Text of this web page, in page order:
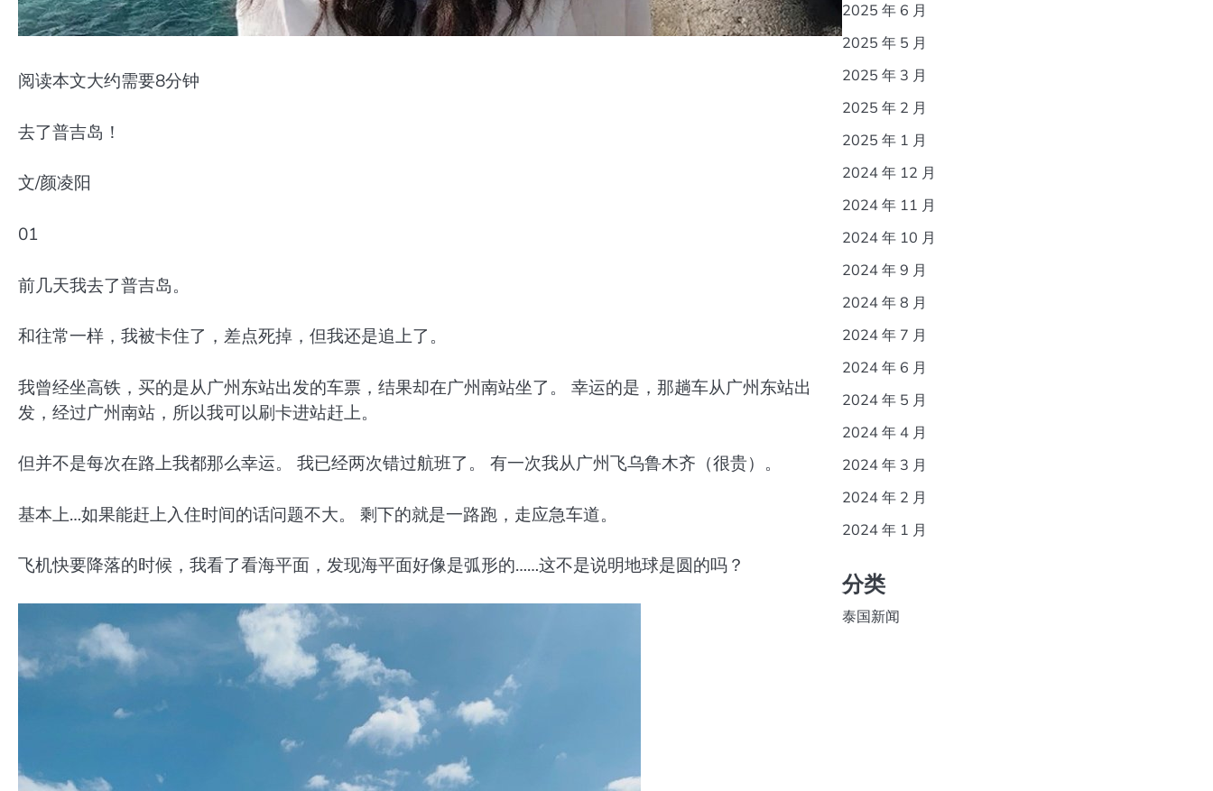
阅读本文大约需要8分钟
去了普吉岛！
文/颜凌阳
01
前几天我去了普吉岛。
和往常一样，我被卡住了，差点死掉，但我还是追上了。
我曾经坐高铁，买的是从广州东站出发的车票，结果却在广州南站坐了。 幸运的是，那趟车从广州东站出
发，经过广州南站，所以我可以刷卡进站赶上。
但并不是每次在路上我都那么幸运。 我已经两次错过航班了。 有一次我从广州飞乌鲁木齐（很贵）。
基本上…如果能赶上入住时间的话问题不大。 剩下的就是一路跑，走应急车道。
飞机快要降落的时候，我看了看海平面，发现海平面好像是弧形的……这不是说明地球是圆的吗？
2025 年 6 月
2025 年 5 月
2025 年 3 月
2025 年 2 月
2025 年 1 月
2024 年 12 月
2024 年 11 月
2024 年 10 月
2024 年 9 月
2024 年 8 月
2024 年 7 月
2024 年 6 月
2024 年 5 月
2024 年 4 月
2024 年 3 月
2024 年 2 月
2024 年 1 月
分类
泰国新闻